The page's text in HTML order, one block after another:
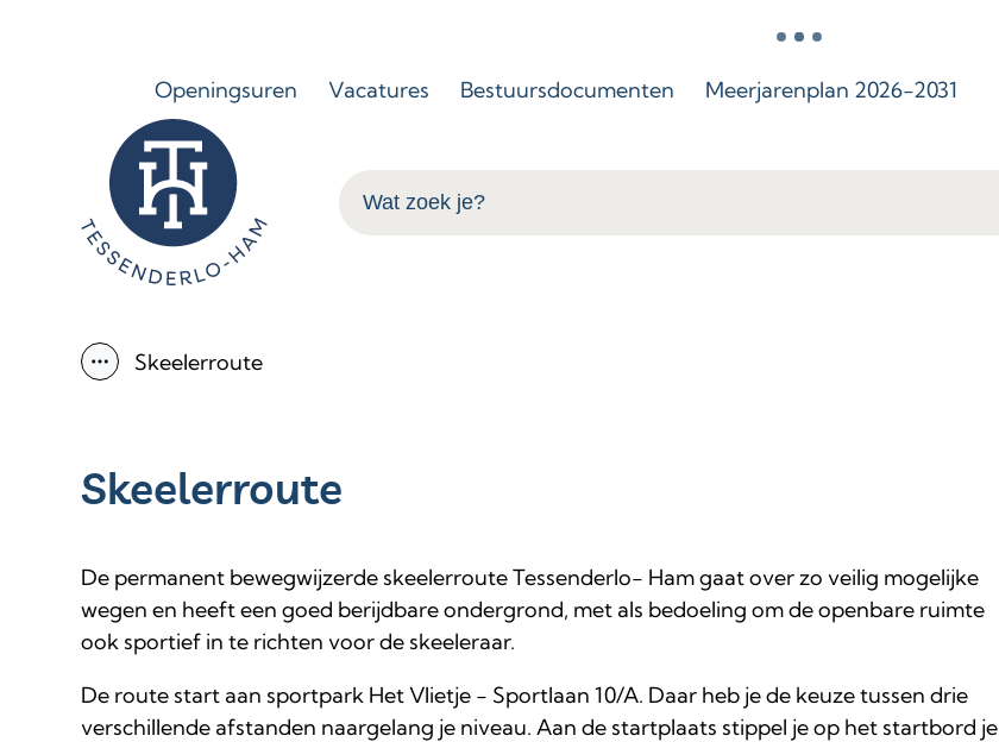
Naar inhoudOpeningsuren Vacatures Bestuursdocumenten Meerjarenplan 2026-2031
Tessenderlo-Ham
Toon alle broodkruimel items
Skeelerroute
Skeelerroute
De permanent bewegwijzerde skeelerroute Tessenderlo- Ham gaat over zo veilig mogelijke
wegen en heeft een goed berijdbare ondergrond, met als bedoeling om de openbare ruimte
ook sportief in te richten voor de skeeleraar.
De route start aan sportpark Het Vlietje - Sportlaan 10/A. Daar heb je de keuze tussen drie
verschillende afstanden naargelang je niveau. Aan de startplaats stippel je op het startbord je